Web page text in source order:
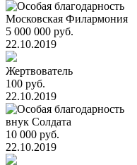
Московская Филармония
5 000 000 руб.
22.10.2019
Жертвователь
100 руб.
22.10.2019
внук Солдата
10 000 руб.
22.10.2019